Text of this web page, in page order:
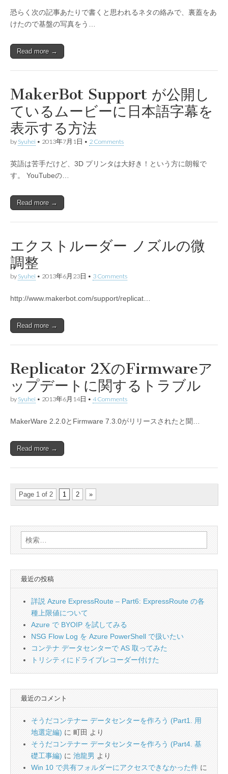
恐らく次の記事あたりで書くと思われるネタの絡みで、裏蓋をあ
けたので基盤の写真をう…
Read more →
MakerBot Support が公開し
ているムービーに日本語字幕を
表示する方法
by Syuhei • 2013年7月1日 • 2 Comments
英語は苦手だけど、3D プリンタは大好き！という方に朗報で
す。 YouTubeの…
Read more →
エクストルーダー ノズルの微
調整
by Syuhei • 2013年6月23日 • 3 Comments
http://www.makerbot.com/support/replicat…
Read more →
Replicator 2XのFirmwareア
ップデートに関するトラブル
by Syuhei • 2013年6月14日 • 4 Comments
MakerWare 2.2.0とFirmware 7.3.0がリリースされたと聞…
Read more →
Page 1 of 2 1 2 »
検
索:
最近の投稿
詳説 Azure ExpressRoute – Part6: ExpressRoute の各
種上限値について
Azure で BYOIP を試してみる
NSG Flow Log を Azure PowerShell で扱いたい
コンテナ データセンターで AS 取ってみた
トリシティにドライブレコーダー付けた
最近のコメント
そうだコンテナー データセンターを作ろう (Part1. 用
地選定編) に 町田 より
そうだコンテナー データセンターを作ろう (Part4. 基
礎工事編) に 池龍男 より
Win 10 で共有フォルダーにアクセスできなかった件 に